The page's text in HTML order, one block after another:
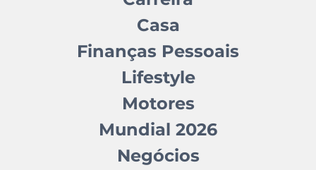
Casa
Finanças Pessoais
Lifestyle
Motores
Mundial 2026
Negócios